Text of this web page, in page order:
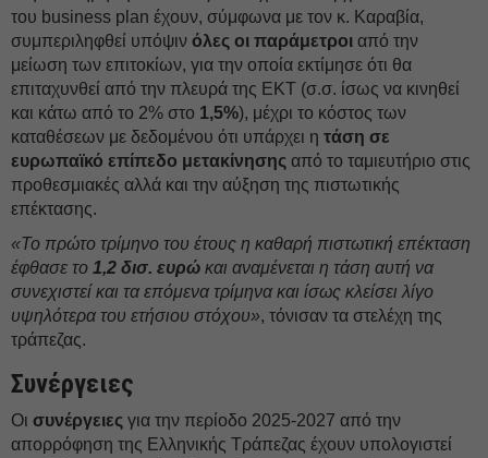
του business plan έχουν, σύμφωνα με τον κ. Καραβία,
συμπεριληφθεί υπόψιν όλες οι παράμετροι από την
μείωση των επιτοκίων, για την οποία εκτίμησε ότι θα
επιταχυνθεί από την πλευρά της ΕΚΤ (σ.σ. ίσως να κινηθεί
και κάτω από το 2% στο 1,5%), μέχρι το κόστος των
καταθέσεων με δεδομένου ότι υπάρχει η τάση σε
ευρωπαϊκό επίπεδο μετακίνησης από το ταμιευτήριο στις
προθεσμιακές αλλά και την αύξηση της πιστωτικής
επέκτασης.
«Το πρώτο τρίμηνο του έτους η καθαρή πιστωτική επέκταση
έφθασε το 1,2 δισ. ευρώ και αναμένεται η τάση αυτή να
συνεχιστεί και τα επόμενα τρίμηνα και ίσως κλείσει λίγο
υψηλότερα του ετήσιου στόχου», τόνισαν τα στελέχη της
τράπεζας.
Συνέργειες
Οι συνέργειες για την περίοδο 2025-2027 από την
απορρόφηση της Ελληνικής Τράπεζας έχουν υπολογιστεί